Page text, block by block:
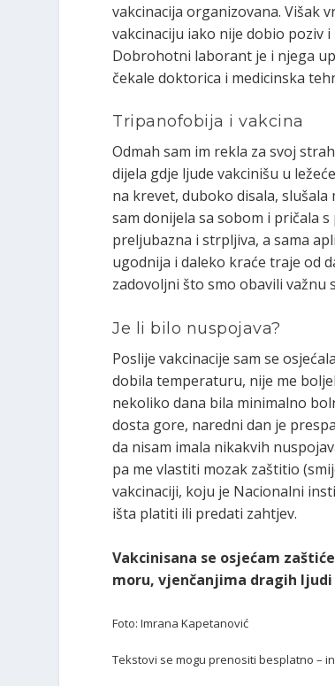
vakcinacija organizovana. Višak
vakcinaciju iako nije dobio poziv
Dobrohotni laborant je i njega
čekale doktorica i medicinska
Tripanofobija i vakcina
Odmah sam im rekla za svoj
dijela gdje ljude vakcinišu u
na krevet, duboko disala,
sam donijela sa sobom i pričala
preljubazna i strpljiva, a sama
ugodnija i daleko kraće traje od
zadovoljni što smo obavili važnu
Je li bilo nuspojava?
Poslije vakcinacije sam se
dobila temperaturu, nije me
nekoliko dana bila minimalno
dosta gore, naredni dan je
da nisam imala nikakvih
pa me vlastiti mozak zaštitio
vakcinaciji, koju je Nacionalni
išta platiti ili predati zahtjev.
Vakcinisana se osjećam
moru, vjenčanjima dragih
Foto: Imrana Kapetanović
Tekstovi se mogu prenositi besplatno –